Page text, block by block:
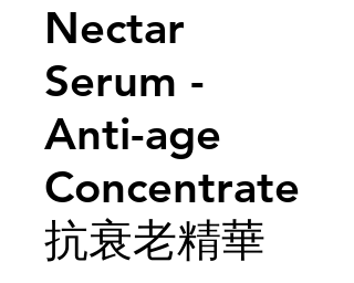
Nectar
Serum -
Anti-age
Concentrate
抗衰老精華